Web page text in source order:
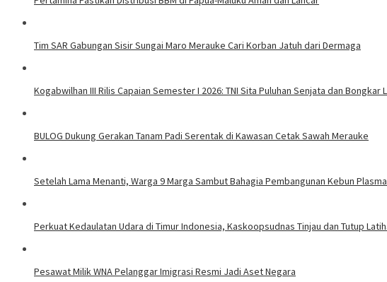
Tim SAR Gabungan Sisir Sungai Maro Merauke Cari Korban Jatuh dari Dermaga
Kogabwilhan III Rilis Capaian Semester I 2026: TNI Sita Puluhan Senjata dan Bongkar
BULOG Dukung Gerakan Tanam Padi Serentak di Kawasan Cetak Sawah Merauke
Setelah Lama Menanti, Warga 9 Marga Sambut Bahagia Pembangunan Kebun
Perkuat Kedaulatan Udara di Timur Indonesia, Kaskoopsudnas Tinjau dan Tutup
Pesawat Milik WNA Pelanggar Imigrasi Resmi Jadi Aset Negara